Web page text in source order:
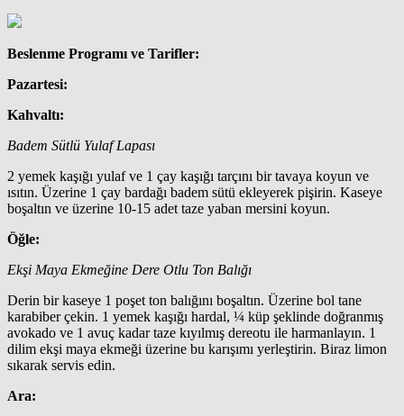
Beslenme Programı ve Tarifler:
Pazartesi:
Kahvaltı:
Badem Sütlü Yulaf Lapası
2 yemek kaşığı yulaf ve 1 çay kaşığı tarçını bir tavaya koyun ve
ısıtın. Üzerine 1 çay bardağı badem sütü ekleyerek pişirin. Kaseye
boşaltın ve üzerine 10-15 adet taze yaban mersini koyun.
Öğle:
Ekşi Maya Ekmeğine Dere Otlu Ton Balığı
Derin bir kaseye 1 poşet ton balığını boşaltın. Üzerine bol tane
karabiber çekin. 1 yemek kaşığı hardal, ¼ küp şeklinde doğranmış
avokado ve 1 avuç kadar taze kıyılmış dereotu ile harmanlayın. 1
dilim ekşi maya ekmeği üzerine bu karışımı yerleştirin. Biraz limon
sıkarak servis edin.
Ara: